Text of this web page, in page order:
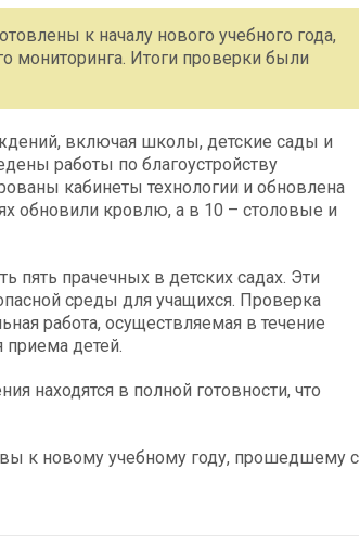
к началу нового учебного года,
мониторинга. Итоги проверки были
включая школы, детские сады и
работы по благоустройству
кабинеты технологии и обновлена
обновили кровлю, а в 10 – столовые и
пять прачечных в детских садах. Эти
среды для учащихся. Проверка
работа, осуществляемая в течение
приема детей.
находятся в полной готовности, что
к новому учебному году, прошедшему с